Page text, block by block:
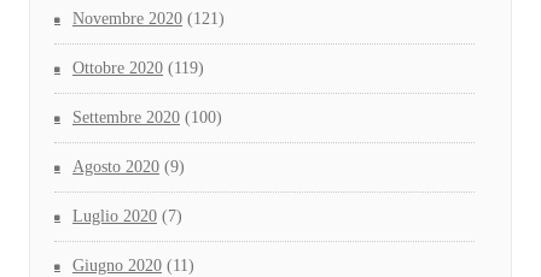
Novembre 2020 (121)
Ottobre 2020 (119)
Settembre 2020 (100)
Agosto 2020 (9)
Luglio 2020 (7)
Giugno 2020 (11)